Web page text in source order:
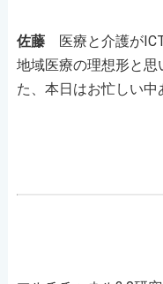
佐藤医療と介護がICT
地域医療の理想形と思
た、本日はお忙しい中